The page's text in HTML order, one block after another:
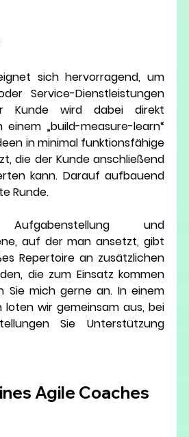
sich hervorragend, um
Service-Dienstleistungen
Kunde wird dabei direkt
einem „build-measure-learn“
in minimal funktionsfähige
die der Kunde anschließend
kann. Darauf aufbauend
Runde.
und
auf der man ansetzt, gibt
Repertoire an zusätzlichen
die zum Einsatz kommen
Sie mich gerne an. In einem
loten wir gemeinsam aus, bei
Sie Unterstützung
Agile Coaches